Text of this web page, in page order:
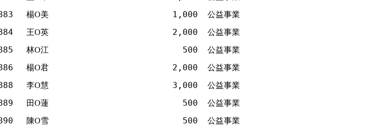
楊O美 1,000
公益事業
王O英 2,000
公益事業
林O江 500
公益事業
楊O君 2,000
公益事業
李O慧 3,000
公益事業
田O蓮 500
公益事業
陳O雪 500
公益事業